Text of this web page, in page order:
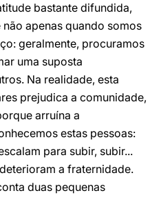
bastante difundida,
apenas quando somos
geralmente, procuramos
uma suposta
Na realidade, esta
prejudica a comunidade,
arruína a
estas pessoas:
para subir, subir...
a fraternidade.
duas pequenas